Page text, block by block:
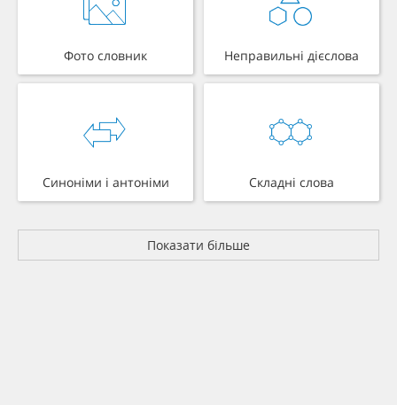
Фото словник Неправильні дієслова
Синоніми і антоніми Складні слова
Показати більше